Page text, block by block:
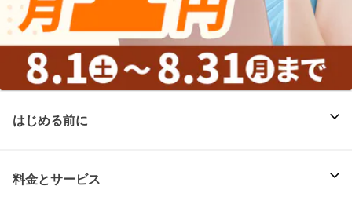
はじめる前に
料金とサービス